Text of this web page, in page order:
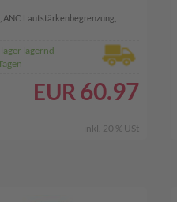
ANC Lautstärkenbegrenzung,
lagernd -
EUR 60.97
inkl. 20 % USt